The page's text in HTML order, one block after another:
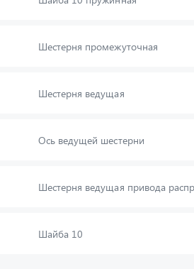
Шестерня промежуточная
Шестерня ведущая
Ось ведущей шестерни
Шестерня ведущая привода
Шайба 10